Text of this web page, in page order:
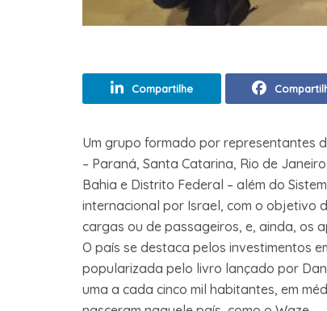
Compartilhe
Um grupo formado por representantes
– Paraná, Santa Catarina, Rio de
Bahia e Distrito Federal – além do
internacional por Israel, com o objetivo
cargas ou de passageiros, e, ainda, os
O país se destaca pelos investimentos
popularizada pelo livro lançado por Dan
uma a cada cinco mil habitantes, em